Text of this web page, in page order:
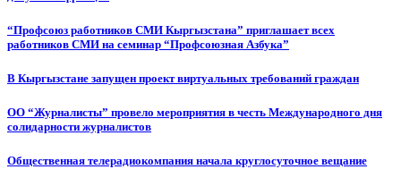
“Профсоюз работников СМИ Кыргызстана” приглашает всех
работников СМИ на семинар “Профсоюзная Азбука”
В Кыргызстане запущен проект виртуальных требований граждан
ОО “Журналисты” провело мероприятия в честь Международного дня
солидарности журналистов
Общественная телерадиокомпания начала круглосуточное вещание